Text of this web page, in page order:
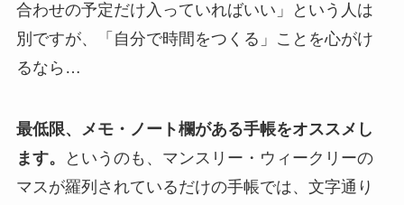
合わせの予定だけ入っていればいい」という人は
別ですが、「自分で時間をつくる」ことを心がけ
るなら…
最低限、メモ・ノート欄がある手帳をオススメし
ます。
というのも、マンスリー・ウィークリーの
マスが羅列されているだけの手帳では、文字通り